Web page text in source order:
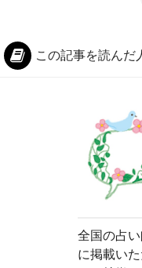
この記事を読んだ
全国の占
に掲載い